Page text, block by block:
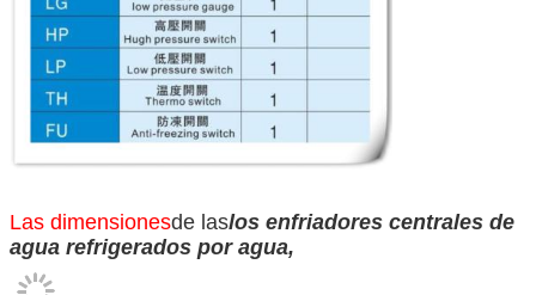
Las dimensionesde laslos enfriadores centrales de
agua refrigerados por agua,